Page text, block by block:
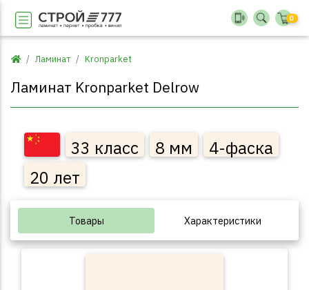
0
Ламинат Kronparket
Ламинат Kronparket Delrow
33 класс 8 мм
4-фаска
20 лет
Товары Характеристики